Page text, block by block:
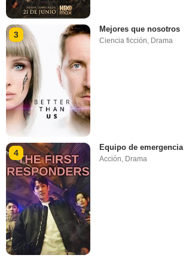
3
Mejores que nosotros
Ciencia ficción Drama
4
Equipo de emergencia
Acción, Drama